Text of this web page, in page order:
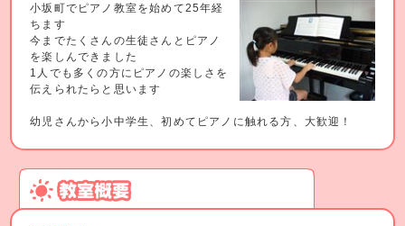
小坂町でピアノ教室を始めて25年経
ちます
今までたくさんの生徒さんとピアノ
を楽しんできました
1人でも多くの方にピアノの楽しさを
伝えられたらと思います
幼児さんから小中学生、初めてピアノに触れる方、大歓迎！